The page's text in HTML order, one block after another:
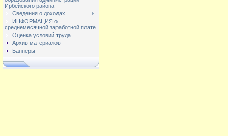
Ирбейского района
Сведения о доходах
ИНФОРМАЦИЯ о
среднемесячной заработной плате
Оценка условий труда
Архив материалов
Баннеры